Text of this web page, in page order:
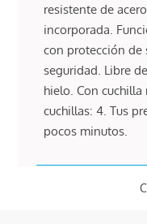
resistente de
incorporada.
con protección de
seguridad. Libre
hielo. Con
cuchillas: 4. Tus
pocos minutos.